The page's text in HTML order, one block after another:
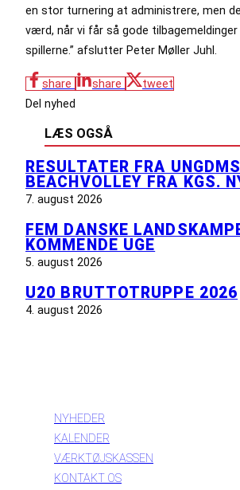
en stor turnering at administrere, men
værd, når vi får så gode
spillerne.” afslutter Peter Møller Juhl.
share share
tweet
Del nyhed
LÆS OGSÅ
RESULTATER FRA UNGDMS
BEACHVOLLEY FRA KGS.
7. august 2026
FEM DANSKE
KOMMENDE UGE
5. august 2026
U20 BRUTTOTRUPPE 2026
4. august 2026
NYHEDER
KALENDER
VÆRKTØJSKASSEN
KONTAKT OS